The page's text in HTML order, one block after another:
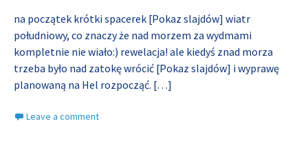
na początek krótki spacerek [Pokaz slajdów] wiatr
południowy, co znaczy że nad morzem za wydmami
kompletnie nie wiało:) rewelacja! ale kiedyś znad morza
trzeba było nad zatokę wrócić [Pokaz slajdów] i wyprawę
planowaną na Hel rozpocząć. […]
Leave a comment